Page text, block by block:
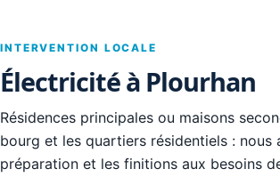
INTERVENTION LOCALE
Électricité à Plourhan
Résidences principales ou maisons
bourg et les quartiers résidentiels : nous
préparation et les finitions aux besoins